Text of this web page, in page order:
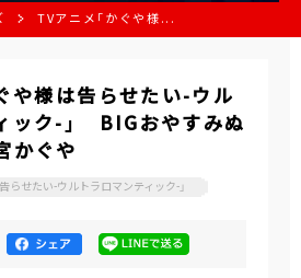
TVアニメ「かぐや様...
や様は告らせたい-ウル
ック-」 BIGおやすみぬ
かぐや
らせたい-ウルトラロマンティック-」